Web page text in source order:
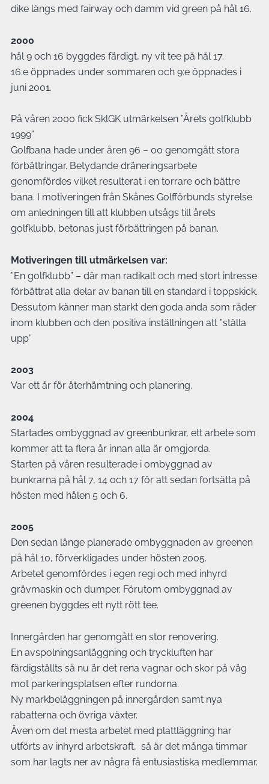
dike längs med fairway och damm vid green på hål 16.
2000
hål 9 och 16 byggdes färdigt, ny vit tee på hål 17.
16:e öppnades under sommaren och 9:e öppnades i
juni 2001.
På våren 2000 fick SklGK utmärkelsen ”Årets golfklubb
1999”
Golfbana hade under åren 96 – 00 genomgått stora
förbättringar. Betydande dräneringsarbete
genomfördes vilket resulterat i en torrare och bättre
bana. I motiveringen från Skånes Golfförbunds styrelse
om anledningen till att klubben utsågs till årets
golfklubb, betonas just förbättringen på banan.
Motiveringen till utmärkelsen var:
”En golfklubb” – där man radikalt och med stort intresse
förbättrat alla delar av banan till en standard i toppskick.
Dessutom känner man starkt den goda anda som råder
inom klubben och den positiva inställningen att ”ställa
upp”
2003
Var ett år för återhämtning och planering.
2004
Startades ombyggnad av greenbunkrar, ett arbete som
kommer att ta flera år innan alla är omgjorda.
Starten på våren resulterade i ombyggnad av
bunkrarna på hål 7, 14 och 17 för att sedan fortsätta på
hösten med hålen 5 och 6.
2005
Den sedan länge planerade ombyggnaden av greenen
på hål 10, förverkligades under hösten 2005.
Arbetet genomfördes i egen regi och med inhyrd
grävmaskin och dumper. Förutom ombyggnad av
greenen byggdes ett nytt rött tee.
Innergården har genomgått en stor renovering.
En avspolningsanläggning och tryckluften har
färdigställts så nu är det rena vagnar och skor på väg
mot parkeringsplatsen efter rundorna.
Ny markbeläggningen på innergården samt nya
rabatterna och övriga växter.
Även om det mesta arbetet med plattläggning har
utförts av inhyrd arbetskraft, så är det många timmar
som har lagts ner av några få entusiastiska medlemmar.